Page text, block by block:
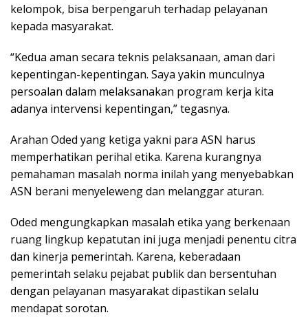
kelompok, bisa berpengaruh terhadap pelayanan
kepada masyarakat.
“Kedua aman secara teknis pelaksanaan, aman dari
kepentingan-kepentingan. Saya yakin munculnya
persoalan dalam melaksanakan program kerja kita
adanya intervensi kepentingan,” tegasnya.
Arahan Oded yang ketiga yakni para ASN harus
memperhatikan perihal etika. Karena kurangnya
pemahaman masalah norma inilah yang menyebabkan
ASN berani menyeleweng dan melanggar aturan.
Oded mengungkapkan masalah etika yang berkenaan
ruang lingkup kepatutan ini juga menjadi penentu citra
dan kinerja pemerintah. Karena, keberadaan
pemerintah selaku pejabat publik dan bersentuhan
dengan pelayanan masyarakat dipastikan selalu
mendapat sorotan.